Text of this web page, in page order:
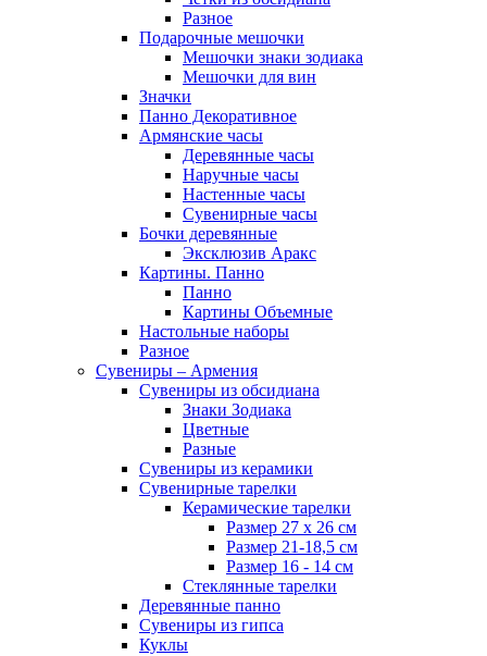
Разное
Подарочные мешочки
Мешочки знаки зодиака
Мешочки для вин
Значки
Панно Декоративное
Армянские часы
Деревянные часы
Наручные часы
Настенные часы
Сувенирные часы
Бочки деревянные
Эксклюзив Аракс
Картины. Панно
Панно
Картины Объемные
Настольные наборы
Разное
Сувениры – Армения
Сувениры из обсидиана
Знаки Зодиака
Цветные
Разные
Сувениры из керамики
Сувенирные тарелки
Керамические тарелки
Размер 27 х 26 см
Размер 21-18,5 см
Размер 16 - 14 см
Стеклянные тарелки
Деревянные панно
Сувениры из гипса
Куклы